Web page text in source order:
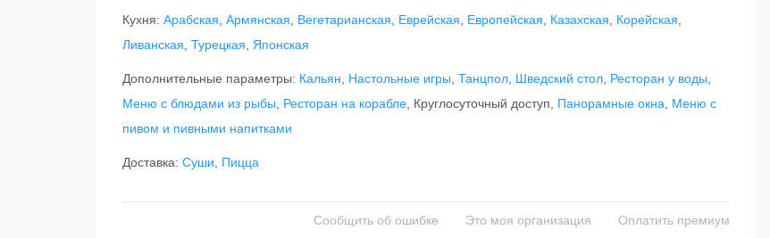
Кухня: Арабская Армянская Вегетарианская Еврейская Европейская Казахская Корейская
Ливанская Турецкая Японская
Дополнительные параметры: Кальян Настольные игры Танцпол Шведский стол Ресторан у воды
Меню с блюдами из рыбы
Ресторан на корабле , Круглосуточный доступ, Панорамные окна
Меню с
пивом и пивными напитками
Доставка: Суши Пицца
Сообщить об ошибке Это моя организация Оплатить премиум